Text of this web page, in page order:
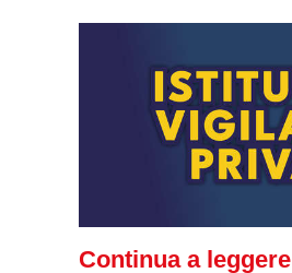
Continua a leggere